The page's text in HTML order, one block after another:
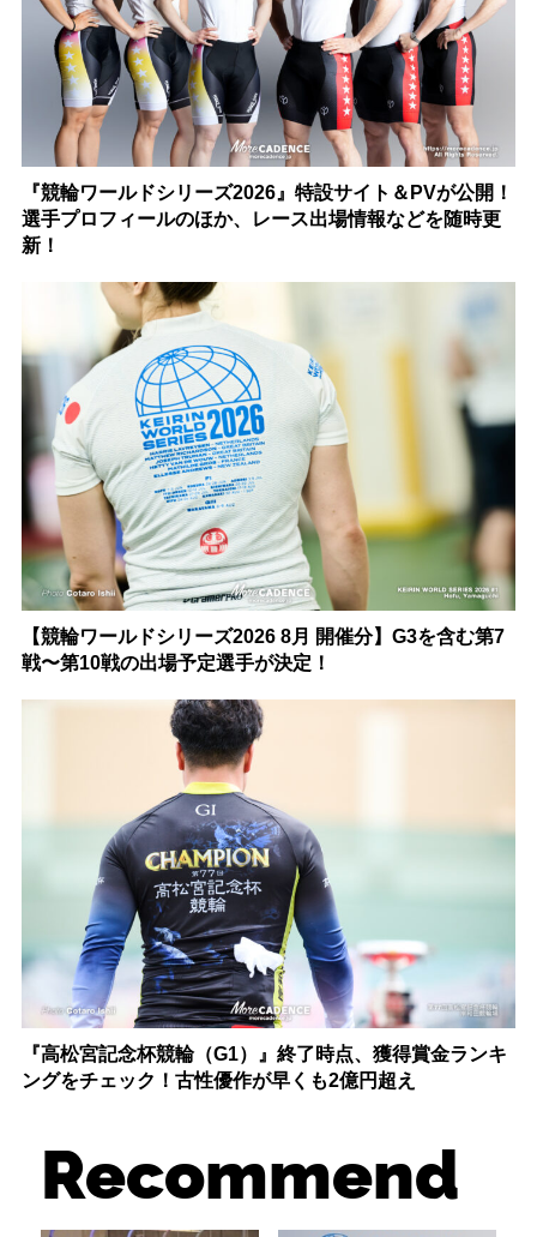
『競輪ワールドシリーズ2026』特設サイト＆PVが公開！
選手プロフィールのほか、レース出場情報などを随時更
新！
【競輪ワールドシリーズ2026 8月 開催分】G3を含む第7
戦〜第10戦の出場予定選手が決定！
『高松宮記念杯競輪（G1）』終了時点、獲得賞金ランキ
ングをチェック！古性優作が早くも2億円超え
Recommend